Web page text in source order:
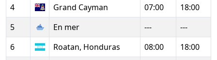
4
Grand Cayman 07:00
18:00
5
En mer ---
---
6
Roatan, Honduras 08:00
18:00